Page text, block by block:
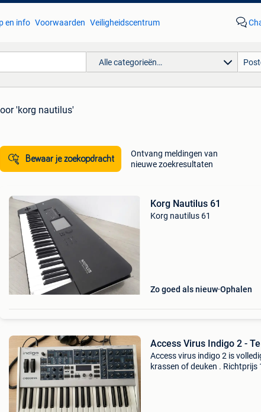
en info Voorwaarden Veiligheidscentrum
Alle categorieën…
'korg nautilus'
Bewaar je zoekopdracht
Ontvang meldingen van
nieuwe zoekresultaten
Korg Nautilus 61
Korg nautilus 61
Zo goed als nieuw Ophalen
Access Virus Indigo 2 -
Access virus indigo 2 is
krassen of deuken . Richtprijs